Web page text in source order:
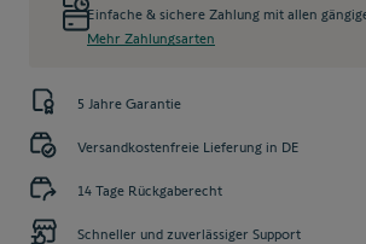
Einfache & sichere Zahlung mit allen
Mehr Zahlungsarten
5 Jahre Garantie
Versandkostenfreie Lieferung in DE
14 Tage Rückgaberecht
Schneller und zuverlässiger Support